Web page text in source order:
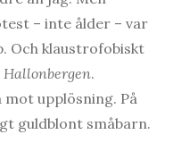
– inte ålder – var
Och klaustrofobiskt
.
upplösning. På
guldblont småbarn.